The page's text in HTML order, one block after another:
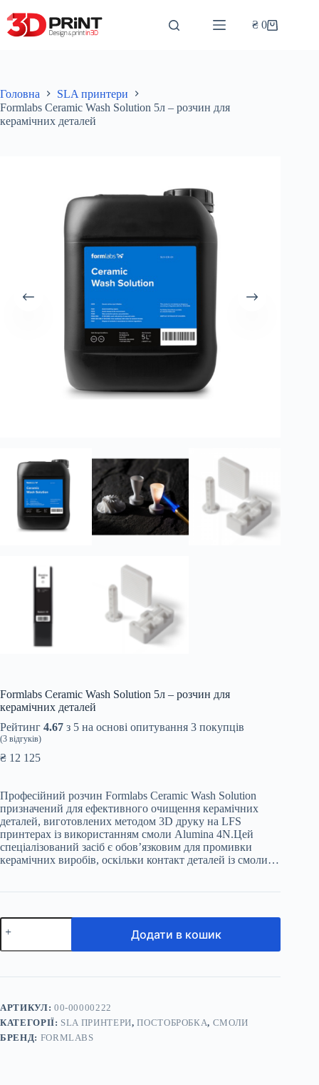
до
вмісту
Кошик
₴ 0
Головна
SLA принтери
Formlabs Ceramic Wash Solution 5л – розчин для
керамічних деталей
Formlabs Ceramic Wash Solution 5л – розчин для
керамічних деталей
Рейтинг 4.67 з 5 на основі опитування 3 покупців
(3 відгуків)
₴ 12 125
Професійний розчин Formlabs Ceramic Wash Solution
призначений для ефективного очищення керамічних
деталей, виготовлених методом 3D друку на LFS
принтерах із використанням смоли Alumina 4N.Цей
спеціалізований засіб є обов’язковим для промивки
керамічних виробів, оскільки контакт деталей із смоли…
Formlabs
Ceramic
для
керамічних
кількість
Додати в кошик
АРТИКУЛ: 00-00000222
КАТЕГОРІЇ: SLA ПРИНТЕРИ,ПОСТОБРОБКА, СМОЛИ
БРЕНД: FORMLABS